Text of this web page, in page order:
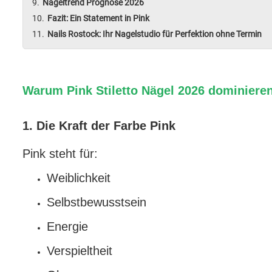
Nageltrend Prognose 2026
Fazit: Ein Statement in Pink
Nails Rostock: Ihr Nagelstudio für Perfektion ohne Termin
Warum Pink Stiletto Nägel 2026
1. Die Kraft der Farbe Pink
Pink steht für:
Weiblichkeit
Selbstbewusstsein
Energie
Verspieltheit